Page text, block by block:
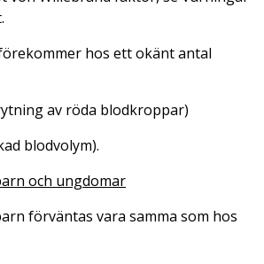
hos ett okänt antal
av röda blodkroppar)
blodvolym).
och ungdomar
förväntas vara samma som hos